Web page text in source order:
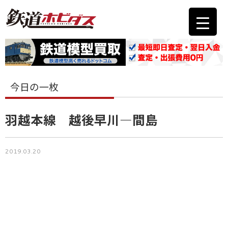
今日の一枚
羽越本線 越後早川―間島
2019.03.20